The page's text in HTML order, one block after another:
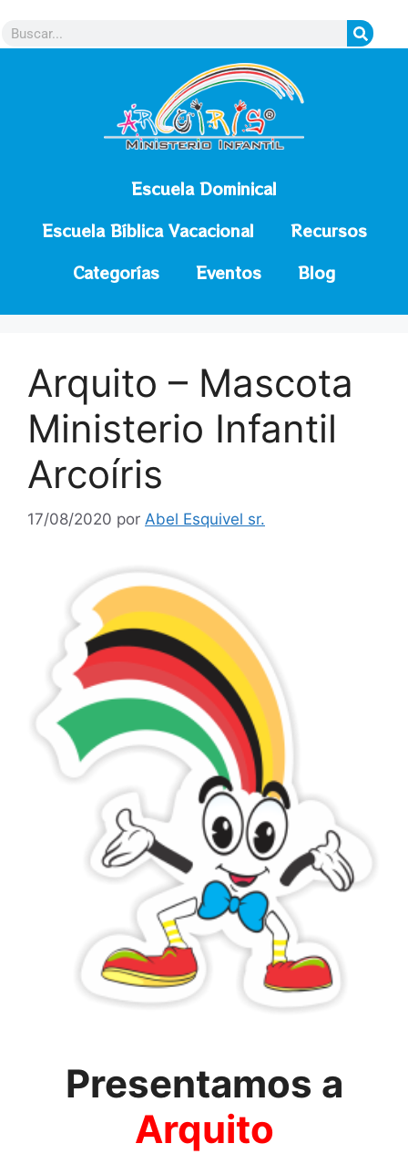
Escuela Dominical
Escuela Bíblica Vacacional
Recursos
Categorías
Eventos Blog
Arquito – Mascota
Ministerio Infantil
Arcoíris
17/08/2020 por Abel Esquivel sr.
Presentamos a
Arquito